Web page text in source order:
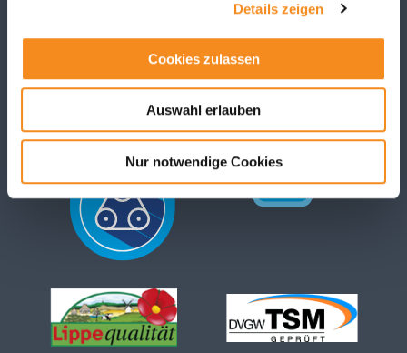
Details zeigen
Cookies zulassen
Auswahl erlauben
Nur notwendige Cookies